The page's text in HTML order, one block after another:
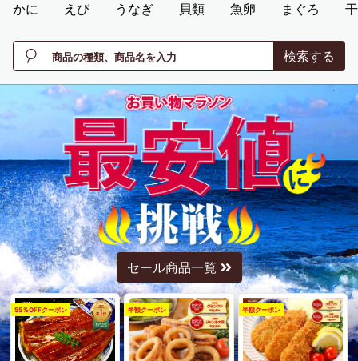
かに えび うなぎ 貝類 魚卵 まぐろ